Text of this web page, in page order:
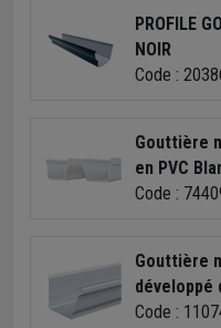
PROFILE
NOIR
Code :
Gouttière
en PVC
longueur 4
Code :
Gouttière
développé
longueur 4
Code :